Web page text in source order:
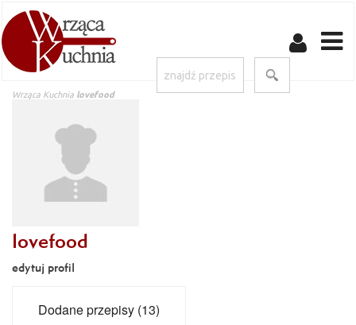
Wrząca Kuchnia lovefood
lovefood
edytuj profil
Dodane przepisy (13)